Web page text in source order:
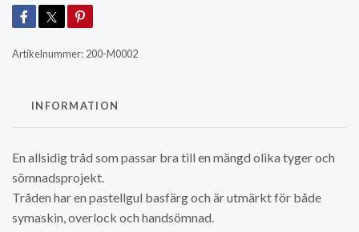
Artikelnummer: 200-M0002
INFORMATION
En allsidig tråd som passar bra till en mängd olika tyger och
sömnadsprojekt.
Tråden har en pastellgul basfärg och är utmärkt för både
symaskin, overlock och handsömnad.